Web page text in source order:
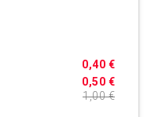
0,50 €
0,40 €
1,00 €